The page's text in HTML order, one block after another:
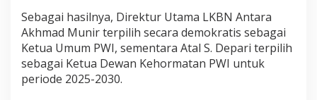
Sebagai hasilnya, Direktur Utama LKBN Antara
Akhmad Munir terpilih secara demokratis sebagai
Ketua Umum PWI, sementara Atal S. Depari terpilih
sebagai Ketua Dewan Kehormatan PWI untuk
periode 2025-2030.